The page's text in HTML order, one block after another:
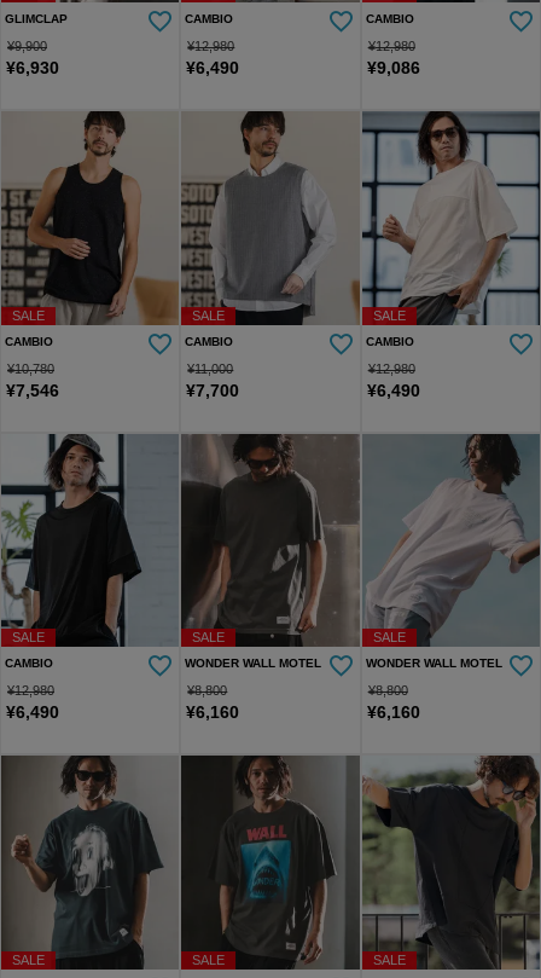
GLIMCLAP
¥9,900
¥6,930
CAMBIO
¥12,980
¥6,490
CAMBIO
¥12,980
¥9,086
SALE
CAMBIO
¥10,780
¥7,546
SALE
CAMBIO
¥11,000
¥7,700
SALE
CAMBIO
¥12,980
¥6,490
SALE
CAMBIO
¥12,980
¥6,490
SALE
WONDER WALL MOTEL
¥8,800
¥6,160
SALE
WONDER WALL MOTEL
¥8,800
¥6,160
SALE SALE SALE